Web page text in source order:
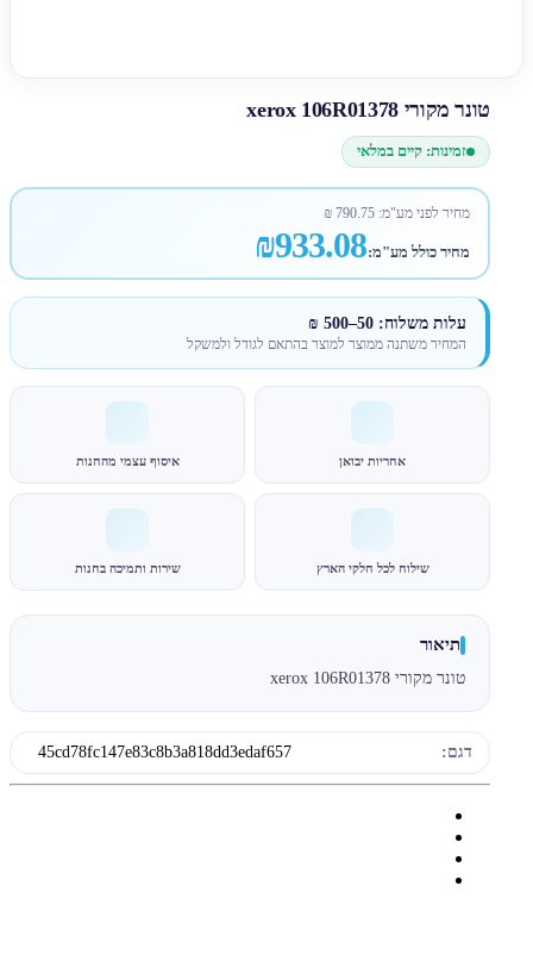
טונר מקורי xerox 106R01378
זמינות: קיים במלאי
מחיר לפני מע"מ:790.75
₪
מחיר כולל מע"מ:₪933.08
עלות משלוח: 50–500 ₪
המחיר משתנה ממוצר למוצר בהתאם לגודל ולמשקל
אחריות יבואן איסוף עצמי מהחנות
שילוח לכל חלקי הארץ שירות ותמיכה בחנות
תיאור
טונר מקורי xerox 106R01378
דגם: 45cd78fc147e83c8b3a818dd3edaf657